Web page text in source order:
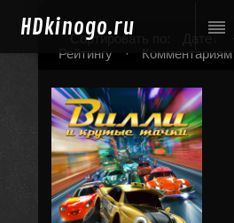
HDkinogo.ru
Сортировать по: Дате
Рейтингу
· Комментариям